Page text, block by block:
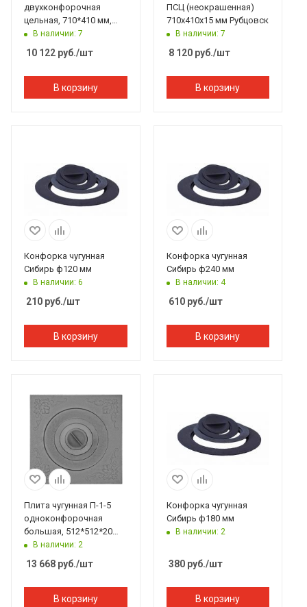
двухконфорочная
цельная, 710*410 мм,
Рубцовск
В наличии: 7
10 122 руб./шт
В корзину
ПСЦ (неокрашенная)
710х410х15 мм Рубцовск
В наличии: 7
8 120руб./шт
В корзину
Конфорка чугунная
Сибирь ф120 мм
В наличии: 6
210 руб./шт
В корзину
Конфорка чугунная
Сибирь ф240 мм
В наличии: 4
610руб./шт
В корзину
Плита чугунная П-1-5
одноконфорочная
большая, 512*512*20
мм, 4 конфорки
В наличии: 2
13 668 руб./шт
В корзину
Конфорка чугунная
Сибирь ф180 мм
В наличии: 2
380руб./шт
В корзину